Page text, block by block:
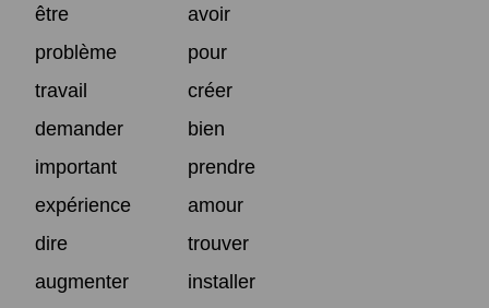
être
avoir
problème
pour
travail
créer
demander
bien
important
prendre
expérience
amour
dire
trouver
augmenter
installer